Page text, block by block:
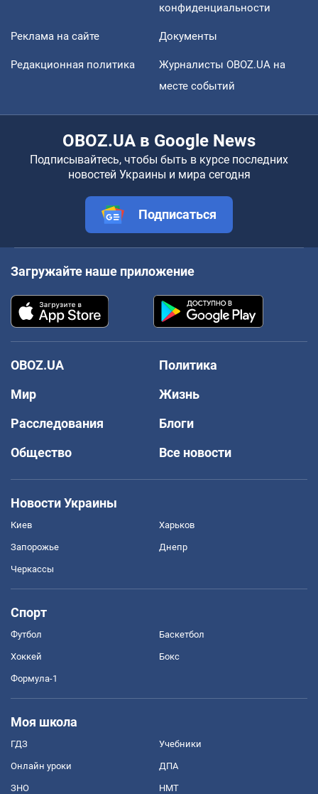
конфиденциальности
Реклама на сайте Документы
Редакционная политика
Журналисты OBOZ.UA на
месте событий
OBOZ.UA в Google News
Подписывайтесь, чтобы быть в курсе последних
новостей Украины и мира сегодня
Подписаться
Загружайте наше приложение
OBOZ.UA
Политика
Мир
Жизнь
Расследования
Блоги
Общество
Все новости
Новости Украины
Киев Харьков
Запорожье Днепр
Черкассы
Спорт
Футбол Баскетбол
Хоккей Бокс
Формула-1
Моя школа
ГДЗ Учебники
Онлайн уроки ДПА
ЗНО НМТ